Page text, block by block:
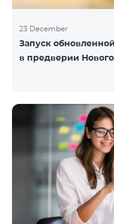
23 December
Запуск
в предверии